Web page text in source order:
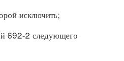
исключить;
692-2 следующего